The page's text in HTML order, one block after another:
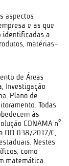
aspectos
e as que
identificadas a
matérias-
de Áreas
Investigação
Plano de
Todas
às
CONAMA nº
DD 038/2017/C,
Nestes
como
matemática.